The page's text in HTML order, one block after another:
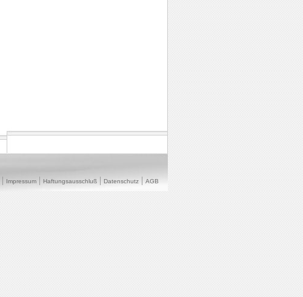
Impressum Haftungsausschluß Datenschutz AGB